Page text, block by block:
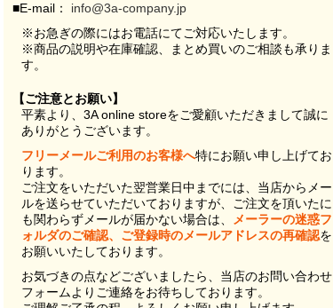
■E-mail：
info@3a-company.jp
※お急ぎの際にはお電話にてご対応いたします。
※商品の説明や在庫確認、まとめ買いのご相談も承りま
す。
【ご注意とお願い】
平素より、3A online storeをご愛顧いただきまして誠に
ありがとうございます。
フリーメールご利用のお客様へ特にお願い申し上げてお
ります。
ご注文をいただいた翌営業日中までには、当店からメー
ルを送らせていただいておりますが、ご注文を頂いたに
も関わらずメールが届かない場合は、
メーラーの迷惑フ
ォルダのご確認、ご登録時のメールアドレスの再確認を
お願いいたしております。
お気づきの点などございましたら、当店のお問い合わせ
フォームよりご連絡をお待ちしております。